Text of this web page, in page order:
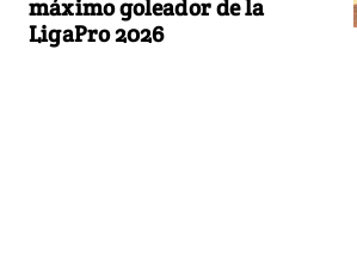
máximo goleador de la
LigaPro 2026